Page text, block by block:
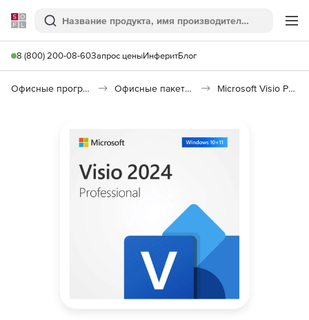
Softline
Поиск
8 (800) 200-08-60Запрос ценыИнферитБлог
Офисные программы Офисные пакеты Microsoft Office Microsoft Visio Professional 2024